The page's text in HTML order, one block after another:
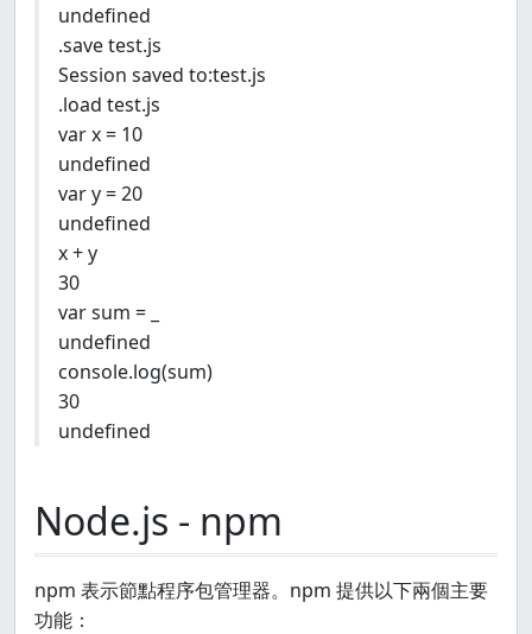
undefined
.save test.js
Session saved to:test.js
.load test.js
var x = 10
undefined
var y = 20
undefined
x + y
30
var sum = _
undefined
console.log(sum)
30
undefined
Node.js - npm
npm 表示節點程序包管理器。npm 提供以下兩個主要
功能：